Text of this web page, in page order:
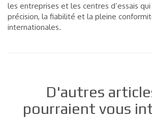
les entreprises et les centres d’essais
précision, la fiabilité et la pleine
internationales.
D'autres
pourraient vous